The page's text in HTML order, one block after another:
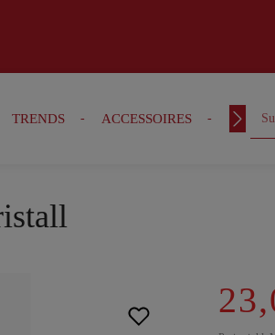
TRENDS ACCESSOIRES